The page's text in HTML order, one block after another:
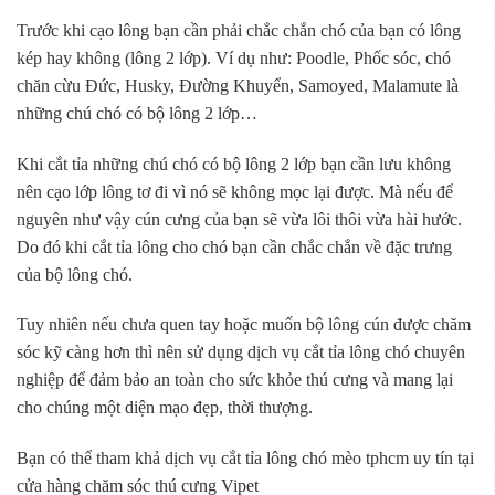
Trước khi cạo lông bạn cần phải chắc chắn chó của bạn có lông
kép hay không (lông 2 lớp). Ví dụ như: Poodle, Phốc sóc, chó
chăn cừu Đức, Husky, Đường Khuyển, Samoyed, Malamute là
những chú chó có bộ lông 2 lớp…
Khi cắt tỉa những chú chó có bộ lông 2 lớp bạn cần lưu không
nên cạo lớp lông tơ đi vì nó sẽ không mọc lại được. Mà nếu để
nguyên như vậy cún cưng của bạn sẽ vừa lôi thôi vừa hài hước.
Do đó khi cắt tỉa lông cho chó bạn cần chắc chắn về đặc trưng
của bộ lông chó.
Tuy nhiên nếu chưa quen tay hoặc muốn bộ lông cún được chăm
sóc kỹ càng hơn thì nên sử dụng dịch vụ cắt tỉa lông chó chuyên
nghiệp để đảm bảo an toàn cho sức khỏe thú cưng và mang lại
cho chúng một diện mạo đẹp, thời thượng.
Bạn có thể tham khả dịch vụ cắt tỉa lông chó mèo tphcm uy tín tại
cửa hàng chăm sóc thú cưng Vipet